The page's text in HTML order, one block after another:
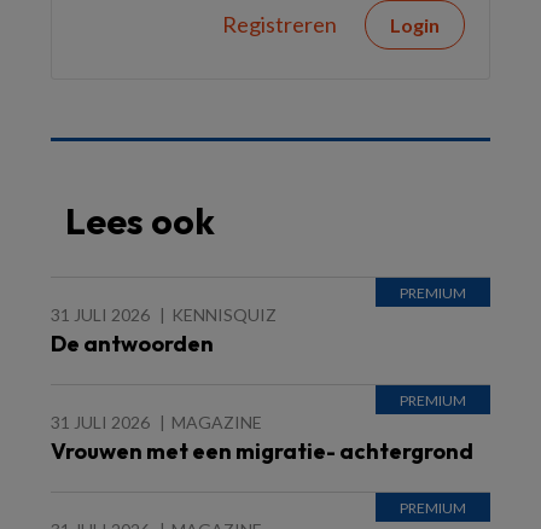
Registreren Login
Lees ook
31 JULI 2026 KENNISQUIZ
De antwoorden
31 JULI 2026 MAGAZINE
Vrouwen met een migratie- achtergrond